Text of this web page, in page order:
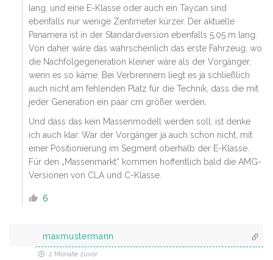
lang, und eine E-Klasse oder auch ein Taycan sind
ebenfalls nur wenige Zentimeter kürzer. Der aktuelle
Panamera ist in der Standardversion ebenfalls 5,05 m lang.
Von daher wäre das wahrscheinlich das erste Fahrzeug, wo
die Nachfolgegeneration kleiner wäre als der Vorgänger,
wenn es so käme. Bei Verbrennern liegt es ja schließlich
auch nicht am fehlenden Platz für die Technik, dass die mit
jeder Generation ein paar cm größer werden.
Und dass das kein Massenmodell werden soll, ist denke
ich auch klar. War der Vorgänger ja auch schon nicht, mit
einer Positionierung im Segment oberhalb der E-Klasse.
Für den „Massenmarkt“ kommen hoffentlich bald die AMG-
Versionen von CLA und C-Klasse.
6
maxmustermann
2 Monate zuvor